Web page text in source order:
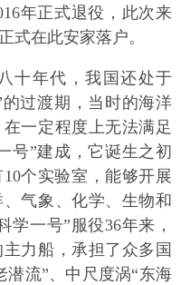
年正式退役，此次来
式在此安家落户。
十年代，我国还处于
过渡期，当时的海洋
一定程度上无法满足
号”建成，它诞生之初
个实验室，能够开展
气象、化学、生物和
学一号”服役36年来，
力船，承担了众多国
潜流”、中尺度涡“东海